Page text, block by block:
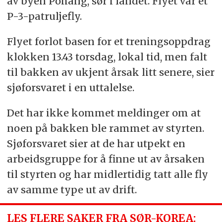
P-3-patruljefly.
Flyet forlot basen for et treningsoppdrag
klokken 13.43 torsdag, lokal tid, men falt
til bakken av ukjent årsak litt senere, sier
sjøforsvaret i en uttalelse.
Det har ikke kommet meldinger om at
noen på bakken ble rammet av styrten.
Sjøforsvaret sier at de har utpekt en
arbeidsgruppe for å finne ut av årsaken
til styrten og har midlertidig tatt alle fly
av samme type ut av drift.
LES FLERE SAKER FRA SØR-KOREA: